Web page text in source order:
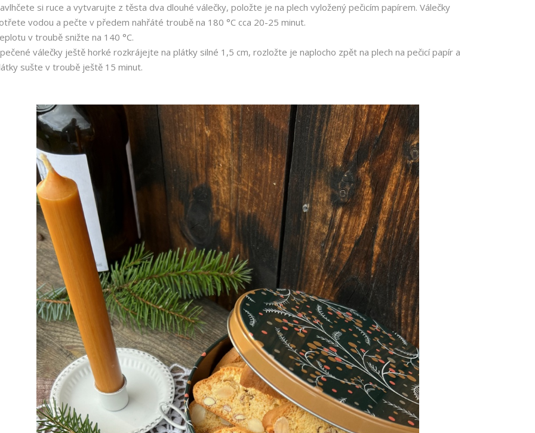
si ruce a vytvarujte z těsta dva dlouhé válečky, položte je na plech vyložený pečicím papírem. Válečky
vodou a pečte v předem nahřáté troubě na 180 °C cca 20-25 minut.
v troubě snižte na 140 °C.
válečky ještě horké rozkrájejte na plátky silné 1,5 cm, rozložte je naplocho zpět na plech na pečicí papír a
sušte v troubě ještě 15 minut.